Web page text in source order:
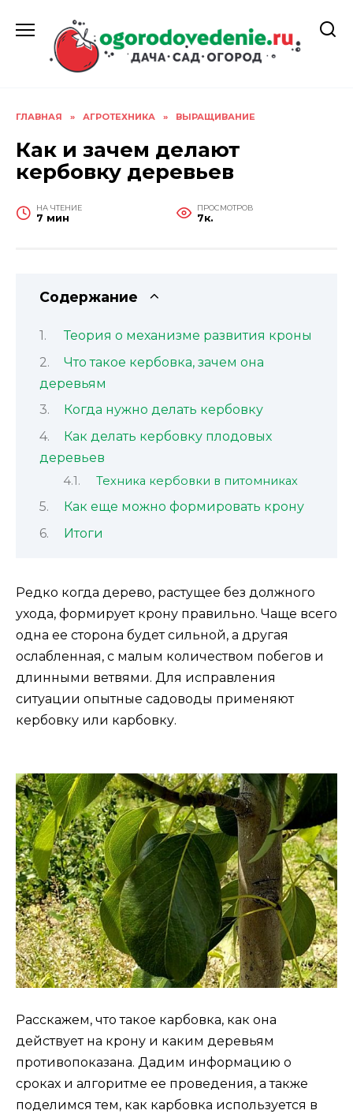
содержанию
ГЛАВНАЯ » АГРОТЕХНИКА » ВЫРАЩИВАНИЕ
Как и зачем делают
кербовку деревьев
НА ЧТЕНИЕ
7 мин
ПРОСМОТРОВ
7к.
Содержание
Теория о механизме развития кроны
Что такое кербовка, зачем она
деревьям
Когда нужно делать кербовку
Как делать кербовку плодовых
деревьев
Техника кербовки в питомниках
Как еще можно формировать крону
Итоги
Редко когда дерево, растущее без должного
ухода, формирует крону правильно. Чаще всего
одна ее сторона будет сильной, а другая
ослабленная, с малым количеством побегов и
длинными ветвями. Для исправления
ситуации опытные садоводы применяют
кербовку или карбовку.
Расскажем, что такое карбовка, как она
действует на крону и каким деревьям
противопоказана. Дадим информацию о
сроках и алгоритме ее проведения, а также
поделимся тем, как карбовка используется в